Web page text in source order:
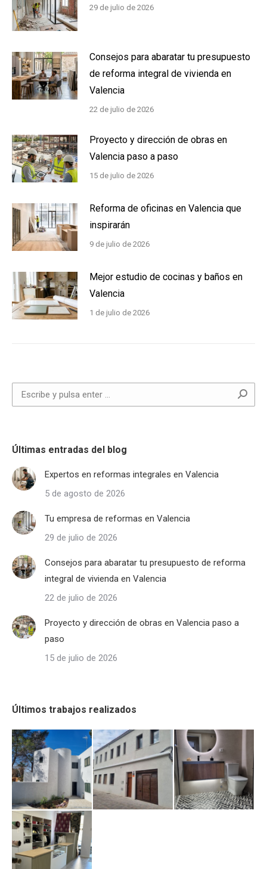
29 de julio de 2026
Consejos para abaratar tu presupuesto
de reforma integral de vivienda en
Valencia
22 de julio de 2026
Proyecto y dirección de obras en
Valencia paso a paso
15 de julio de 2026
Reforma de oficinas en Valencia que
inspirarán
9 de julio de 2026
Mejor estudio de cocinas y baños en
Valencia
1 de julio de 2026
Buscar:
Últimas entradas del blog
Expertos en reformas integrales en Valencia
5 de agosto de 2026
Tu empresa de reformas en Valencia
29 de julio de 2026
Consejos para abaratar tu presupuesto de reforma
integral de vivienda en Valencia
22 de julio de 2026
Proyecto y dirección de obras en Valencia paso a
paso
15 de julio de 2026
Últimos trabajos realizados